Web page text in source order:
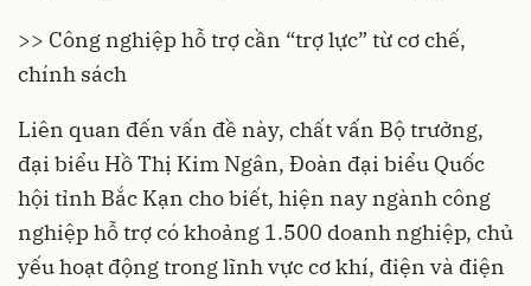
>> Công nghiệp hỗ trợ cần “trợ lực” từ cơ chế,
chính sách
Liên quan đến vấn đề này, chất vấn Bộ trưởng,
đại biểu Hồ Thị Kim Ngân, Đoàn đại biểu Quốc
hội tỉnh Bắc Kạn cho biết, hiện nay ngành công
nghiệp hỗ trợ có khoảng 1.500 doanh nghiệp, chủ
yếu hoạt động trong lĩnh vực cơ khí, điện và điện